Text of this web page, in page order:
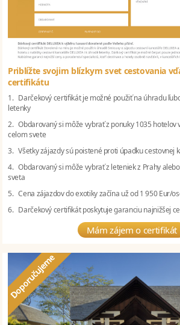
Priblížte svojim blízkym svet cestovania
certifikátu
1. Darčekový certifikát je možné použiť na úhradu
letenky
2. Obdarovaný si môže vybrať z ponuky 1035 hotelov
celom svete
3. Všetky zájazdy sú poistené proti úpadku cestovnej
4. Obdarovaný si môže vybrať z leteniek z Prahy
sveta
5. Cena zájazdov do exotiky začína už od 1 950 Eur/
6. Darčekový certifikát poskytuje garanciu najnižšej
Mám zájem o certifikát